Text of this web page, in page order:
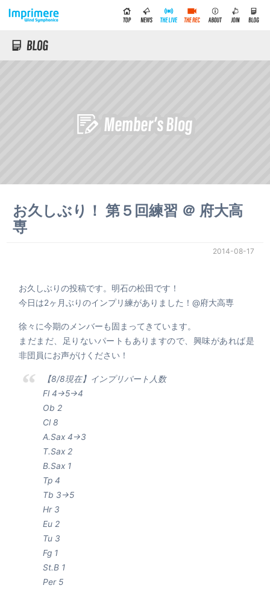
お久しぶり！ 第５回練習 ＠ 府大高
専
2014-08-17
お久しぶりの投稿です。明石の松田です！
今日は2ヶ月ぶりのインプリ練がありました！@府大高専
徐々に今期のメンバーも固まってきています。
まだまだ、足りないパートもありますので、興味があれば是
非団員にお声がけください！
【8/8現在】インプリパート人数
Fl 4→5→4
Ob 2
Cl 8
A.Sax 4→3
T.Sax 2
B.Sax 1
Tp 4
Tb 3→5
Hr 3
Eu 2
Tu 3
Fg 1
St.B 1
Per 5